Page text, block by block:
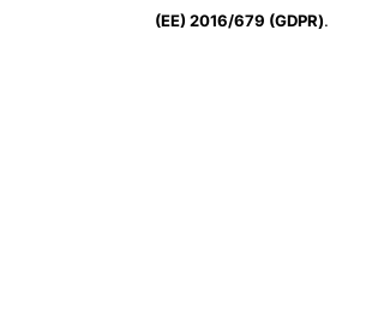
(ΕΕ) 2016/679 (GDPR).